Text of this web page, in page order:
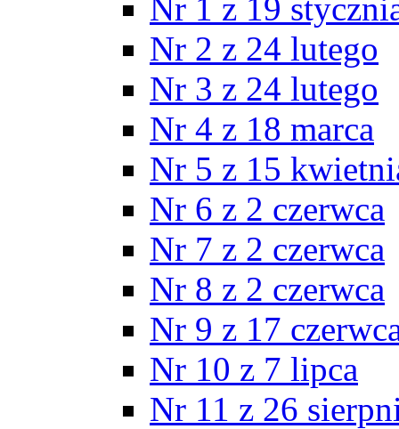
Nr 1 z 19
Nr 2 z 24 lutego
Nr 3 z 24 lutego
Nr 4 z 18 marca
Nr 5 z 15
Nr 6 z 2 czerwca
Nr 7 z 2 czerwca
Nr 8 z 2 czerwca
Nr 9 z 17
Nr 10 z 7 lipca
Nr 11 z 26